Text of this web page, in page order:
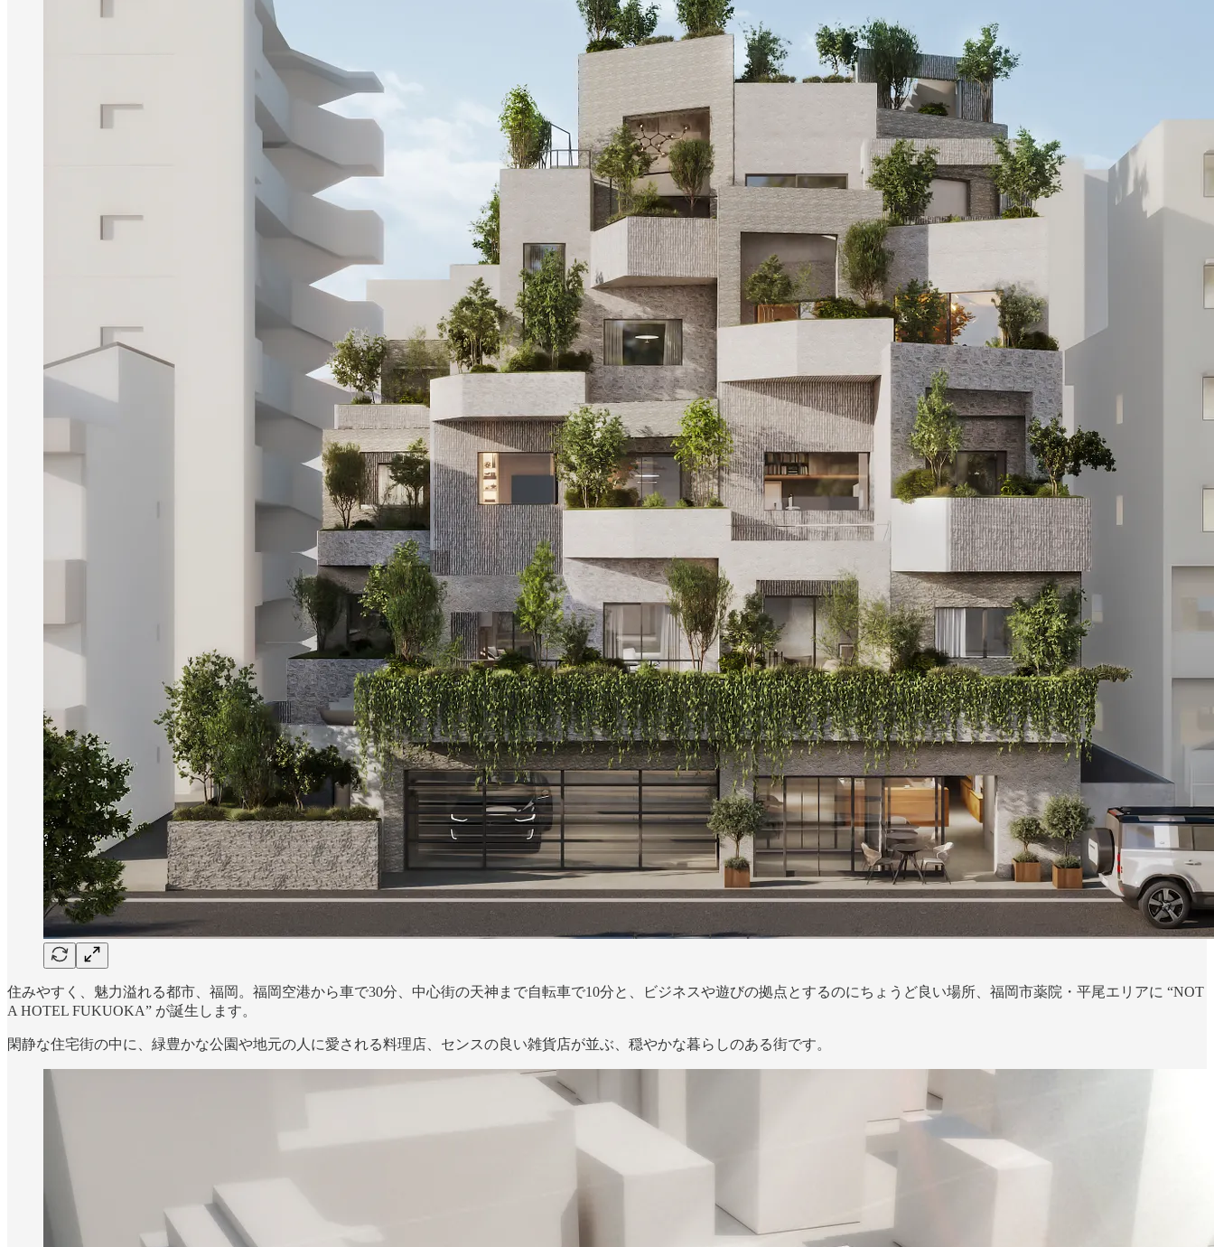
住みやすく、魅力溢れる都市、福岡。福岡空港から車で30分、中心街の天神まで自転車で10分と、ビジネスや遊びの拠点とするのにちょうど良い場所、福岡市薬院・平尾エリアに “NOT
A HOTEL FUKUOKA” が誕生します。
閑静な住宅街の中に、緑豊かな公園や地元の人に愛される料理店、センスの良い雑貨店が並ぶ、穏やかな暮らしのある街です。